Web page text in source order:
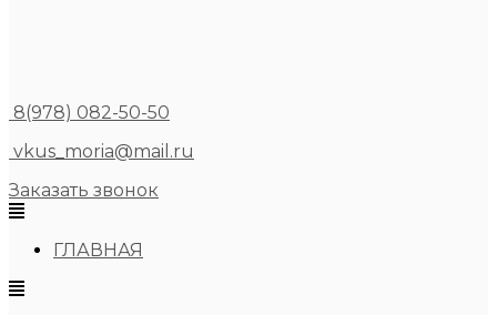
8(978) 082-50-50
vkus_moria@mail.ru
Заказать звонок
ГЛАВНАЯ